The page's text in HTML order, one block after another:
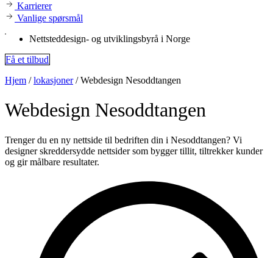
Karrierer
Vanlige spørsmål
Nettsteddesign- og utviklingsbyrå i Norge
Få et tilbud
Hjem /lokasjoner/Webdesign Nesoddtangen
Webdesign Nesoddtangen
Trenger du en ny nettside til bedriften din i Nesoddtangen? Vi
designer skreddersydde nettsider som bygger tillit, tiltrekker kunder
og gir målbare resultater.